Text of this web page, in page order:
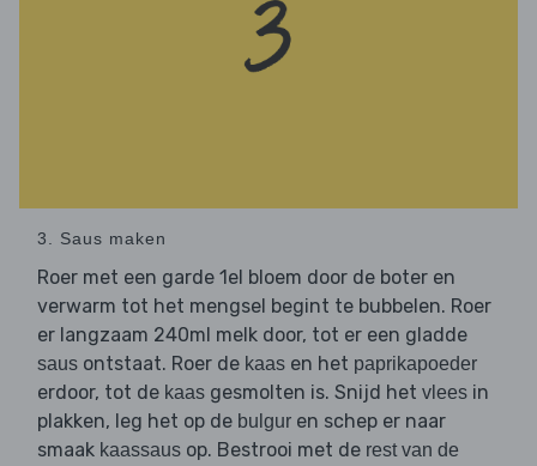
3. Saus maken
Roer met een garde 1el bloem door de boter en
verwarm tot het mengsel begint te bubbelen. Roer
er langzaam 240ml melk door, tot er een gladde
saus ontstaat. Roer de kaas en het paprikapoeder
erdoor, tot de kaas gesmolten is. Snijd het vlees in
plakken, leg het op de bulgur en schep er naar
smaak kaassaus op. Bestrooi met de rest van de